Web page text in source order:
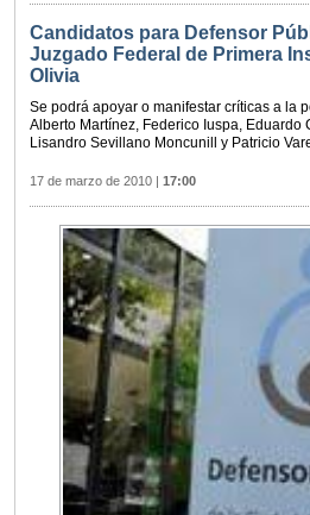
Candidatos para Defensor
Juzgado Federal de Primera
Olivia
Se podrá apoyar o manifestar críticas a la
Alberto Martínez, Federico Iuspa, Eduardo
Lisandro Sevillano Moncunill y Patricio
17 de marzo de 2010 17:00